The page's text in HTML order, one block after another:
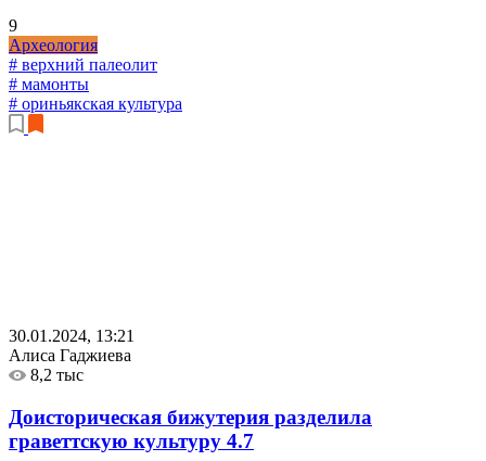
9
Археология
# верхний палеолит
# мамонты
# ориньякская культура
30.01.2024, 13:21
Алиса Гаджиева
8,2 тыс
Доисторическая бижутерия разделила
граветтскую культуру 4.7